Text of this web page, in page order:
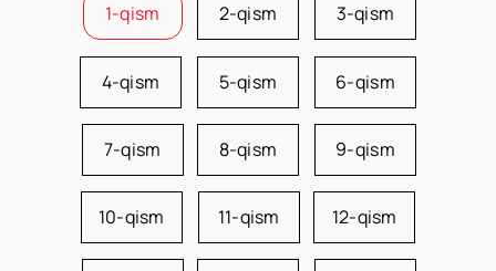
1-qism 2-qism 3-qism
4-qism 5-qism 6-qism
7-qism 8-qism 9-qism
10-qism 11-qism 12-qism